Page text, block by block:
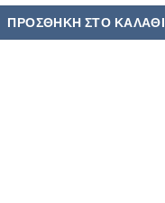
ΠΡΟΣΘΉΚΗ ΣΤΟ ΚΑΛΆΘΙ